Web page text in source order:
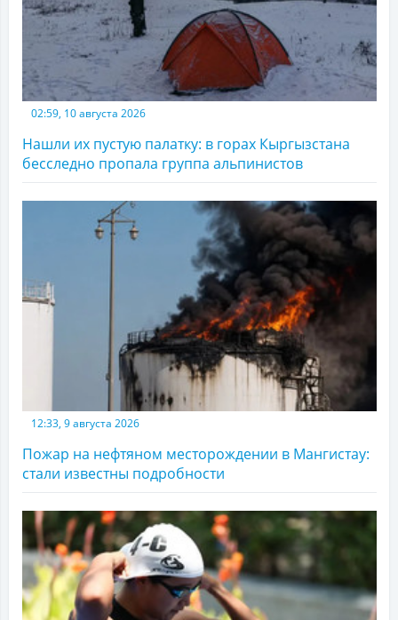
02:59, 10 августа 2026
Нашли их пустую палатку: в горах Кыргызстана
бесследно пропала группа альпинистов
12:33, 9 августа 2026
Пожар на нефтяном месторождении в Мангистау:
стали известны подробности